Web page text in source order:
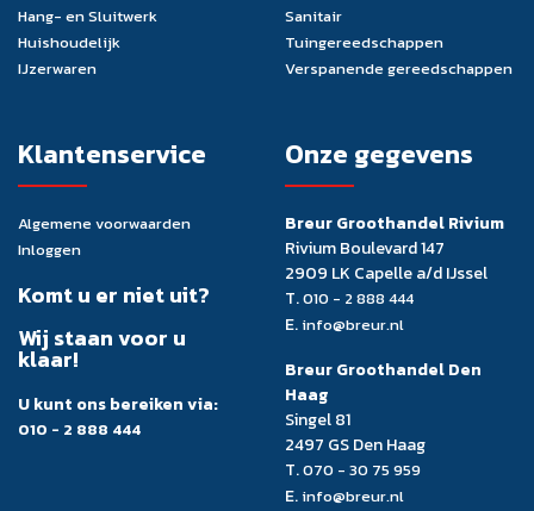
Hang- en Sluitwerk
Huishoudelijk
IJzerwaren
Sanitair
Tuingereedschappen
Verspanende gereedschappen
Klantenservice
Algemene voorwaarden
Inloggen
Komt u er niet uit?
Wij staan voor u
klaar!
U kunt ons bereiken via:
010 - 2 888 444
Onze gegevens
Breur Groothandel Rivium
Rivium Boulevard 147
2909 LK Capelle a/d IJssel
T.010 - 2 888 444
E. info@breur.nl
Breur Groothandel Den
Haag
Singel 81
2497 GS Den Haag
T.070 - 30 75 959
E. info@breur.nl